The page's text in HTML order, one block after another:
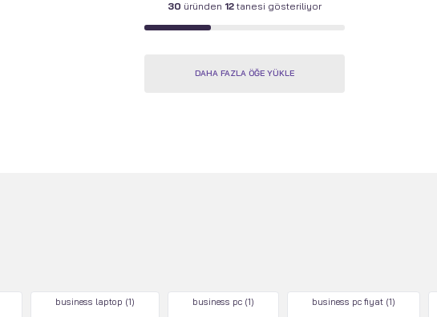
30 üründen 12 tanesi gösteriliyor
DAHA FAZLA ÖĞE YÜKLE
business laptop (1) business pc (1) business pc fiyat (1)